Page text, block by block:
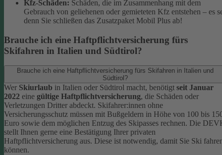
Kfz-Schäden: Schäden, die im Zusammenhang mit dem
Gebrauch von geliehenen oder gemieteten Kfz entstehen – es
denn Sie schließen das Zusatzpaket Mobil Plus ab!
Brauche ich eine Haftpflichtversicherung fürs
Skifahren in Italien und Südtirol?
Brauche ich eine Haftpflichtversicherung fürs Skifahren in Italien und
Südtirol?
Wer Skiurlaub in Italien oder Südtirol macht, benötigt seit Januar
2022 eine gültige Haftpflichtversicherung, die Schäden oder
Verletzungen Dritter abdeckt. Skifahrer:innen ohne
Versicherungsschutz müssen mit Bußgeldern in Höhe von 100 bis
Euro sowie dem möglichen Entzug des Skipasses rechnen. Die
stellt Ihnen gerne eine Bestätigung Ihrer privaten
Haftpflichtversicherung aus. Diese ist notwendig, damit Sie Ski
können.